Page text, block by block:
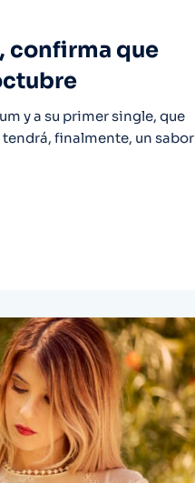
confirma que
y a su primer single, que
tendrá, finalmente, un sabor